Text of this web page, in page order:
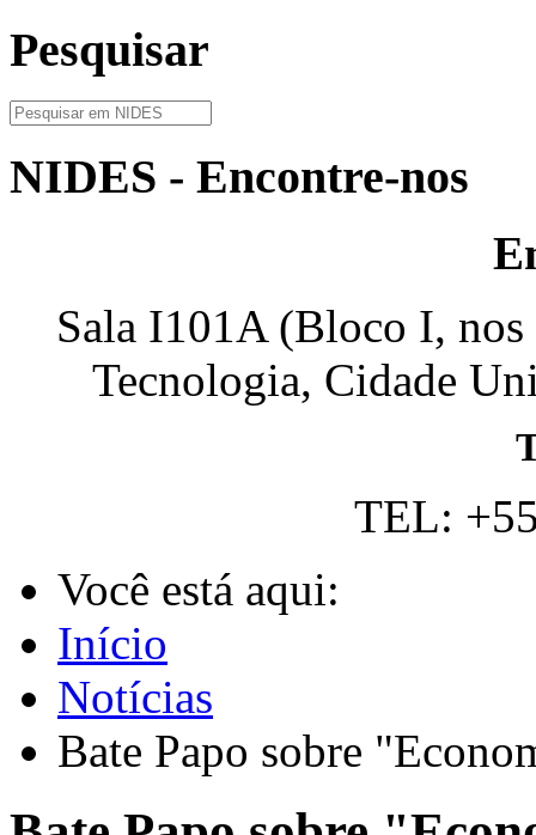
Pesquisar
NIDES - Encontre-nos
Sala I101A (Bloco I,
Tecnologia, Cidade
TEL:
Você está aqui:
Início
Notícias
Bate Papo sobre